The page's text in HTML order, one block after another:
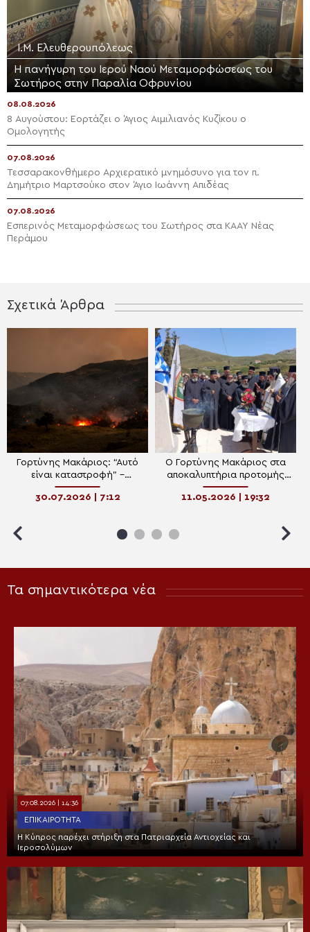
Ι.Μ. Ελευθερουπόλεως
Η πανήγυρη του Ιερού Ναού Μεταμορφώσεως του
Σωτήρος στην Παραλία Οφρυνίου
08.08.2026
8 Αυγούστου: Εορτάζει ο Άγιος Αιμιλιανός Κυζίκου ο
Ομολογητής
07.08.2026
Τεσσαρακονθήμερο Αρχιερατικό μνημόσυνο για τον π.
Δημήτριο Μαρτσούκο στον Άγιο Ιωάννη Απιδέας
07.08.2026
Εσπερινός Μεταμορφώσεως του Σωτήρος στα ΚΑΑΥ Νέας
Περάμου
Σχετικά Άρθρα
Γορτύνης Μακάριος: “Αυτό
είναι καταστροφή” –
Ολονύκτια μάχη με τις
φλόγες στο νότιο Ρέθυμνο,
δοκιμαζομένων η Εκκλησία
30.07.2026 | 7:12
Ο Γορτύνης Μακάριος στα
αποκαλυπτήρια προτομής
του ήρωα της Κύπρου,
Μανώλη Μπικάκη
11.05.2026 | 19:32
Τα σημαντικότερα νέα
07.08.2026 | 14:36
ΕΠΙΚΑΙΡΌΤΗΤΑ
Η Κύπρος παρέχει στήριξη στα Πατριαρχεία Αντιοχείας και
Ιεροσολύμων